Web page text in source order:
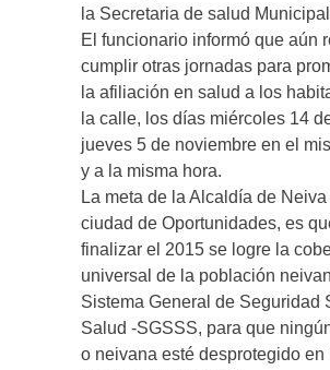
la Secretaria de salud
El funcionario informó que aún
cumplir otras jornadas para
la afiliación en salud a los
la calle, los días miércoles 14
jueves 5 de noviembre en el
y a la misma hora.
La meta de la Alcaldía de
ciudad de Oportunidades, es
finalizar el 2015 se logre la
universal de la población
Sistema General de Seguridad
Salud -SGSSS, para que
o neivana esté desprotegido en